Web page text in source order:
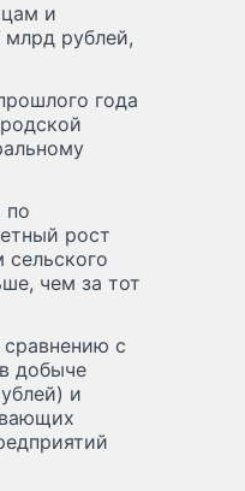
и
рублей,
года
по
рост
чем за тот
с
добыче
и